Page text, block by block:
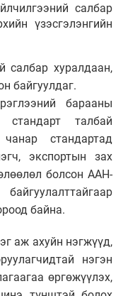
салбар
үзэсгэлэнгийн
салбар хуралдаан,
байгуулдаг.
барааны
талбай
стандартад
экспортын зах
болсон ААН-
байна.
аж ахуйн нэгжүүд,
нэгэн
өргөжүүлэх,